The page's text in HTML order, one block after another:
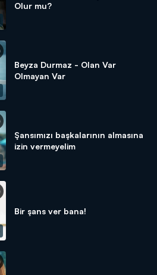
Olur mu?
Beyza Durmaz - Olan Var
Olmayan Var
Şansımızı başkalarının almasına
izin vermeyelim
Bir şans ver bana!